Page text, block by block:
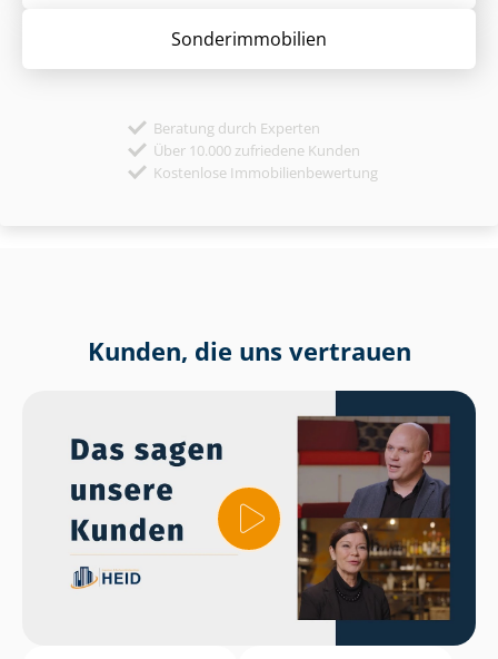
Sonder­immobilien
Beratung durch Experten
Über 10.000 zufriedene Kunden
Kostenlose Immobilienbewertung
Kunden, die uns vertrauen